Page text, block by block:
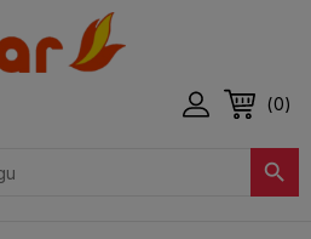
(0)
